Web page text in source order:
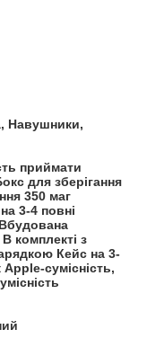
Навушники,
приймати
для зберігання
350 маг
3-4 повні
В комплекті з
Кейс на 3-
сумісність,